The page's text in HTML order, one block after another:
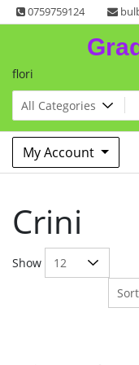
Skip
to
0759759124
flori
My Account
Crini
Show